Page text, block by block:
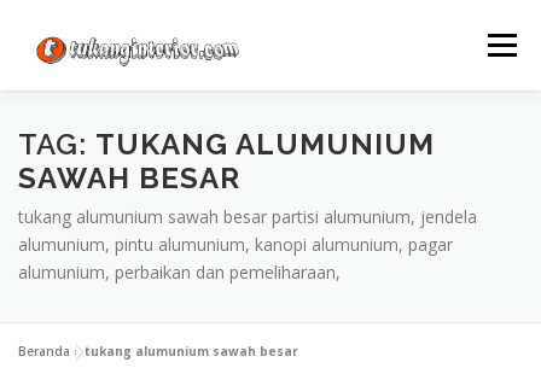
konten
Menu
TAG: TUKANG ALUMUNIUM
SAWAH BESAR
tukang alumunium sawah besar partisi alumunium, jendela
alumunium, pintu alumunium, kanopi alumunium, pagar
alumunium, perbaikan dan pemeliharaan,
Beranda »tukang alumunium sawah besar